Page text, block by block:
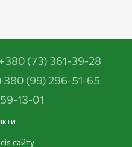
(73) 361-39-28
(99) 296-51-65
13-01
сайту